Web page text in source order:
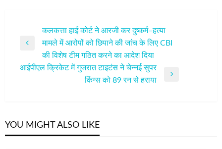
नेविगेशन
Previous
कलकत्ता हाई कोर्ट ने आरजी कर दुष्‍कर्म–हत्या
मामले में आरोपों को छिपाने की जांच के लिए CBI
की विशेष टीम गठित करने का आदेश दिया
आईपीएल क्रिकेट में गुजरात टाइटंस ने चेन्नई सुपर
किंग्स को 89 रन से हराया
YOU MIGHT ALSO LIKE